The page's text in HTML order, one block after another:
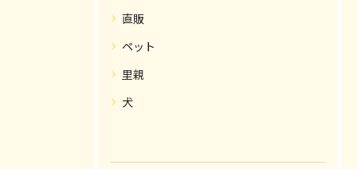
直販
ペット
里親
犬